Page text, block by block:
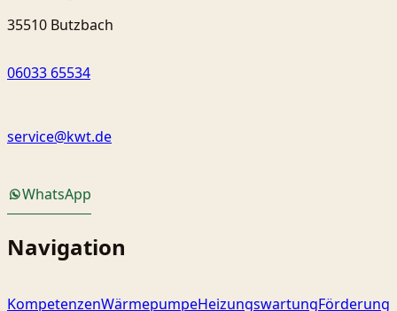
35510 Butzbach
06033 65534
service@kwt.de
WhatsApp
Navigation
KompetenzenWärmepumpeHeizungswartungFörderung